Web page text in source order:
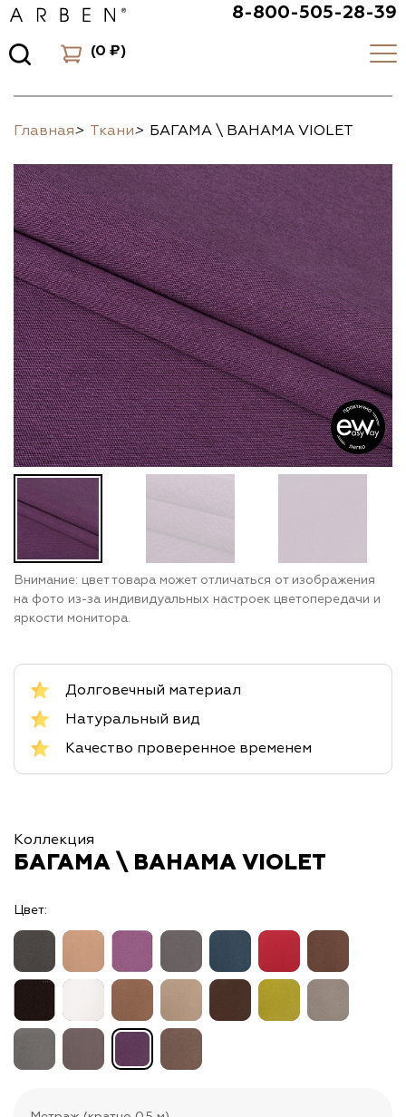
8-800-505-28-39
(0 ₽)
Главная> Ткани> БАГАМА \ BAHAMA VIOLET
Внимание: цвет товара может отличаться от изображения
на фото из-за индивидуальных настроек цветопередачи и
яркости монитора.
Долговечный материал
Натуральный вид
Качество проверенное временем
Коллекция
БАГАМА \ BAHAMA VIOLET
Цвет: